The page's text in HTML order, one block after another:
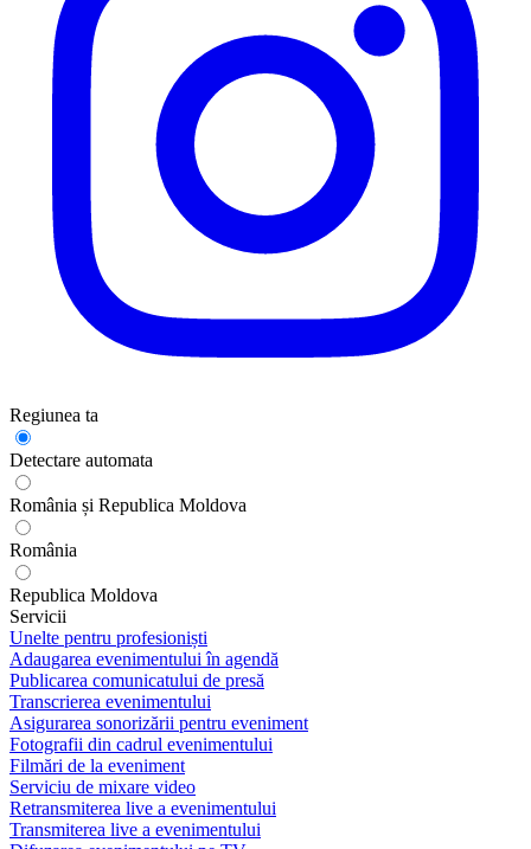
Regiunea ta
Detectare automata
România și Republica Moldova
România
Republica Moldova
Servicii
Unelte pentru profesioniști
Adaugarea evenimentului în agendă
Publicarea comunicatului de presă
Transcrierea evenimentului
Asigurarea sonorizării pentru eveniment
Fotografii din cadrul evenimentului
Filmări de la eveniment
Serviciu de mixare video
Retransmiterea live a evenimentului
Transmiterea live a evenimentului